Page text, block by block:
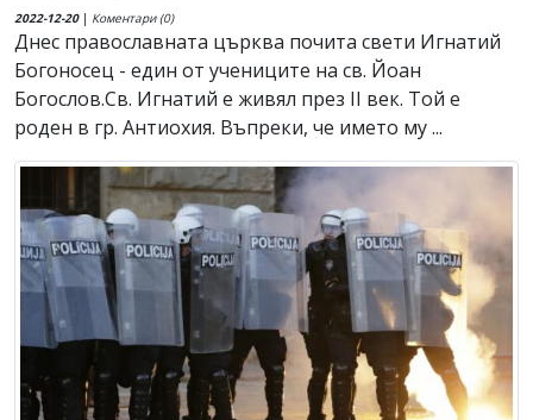
2022-12-20| Коментари (0)
Днес православната църква почита свети Игнатий
Богоносец - един от учениците на св. Йоан
Богослов.Св. Игнатий е живял през ІІ век. Той е
роден в гр. Антиохия. Въпреки, че името му ...